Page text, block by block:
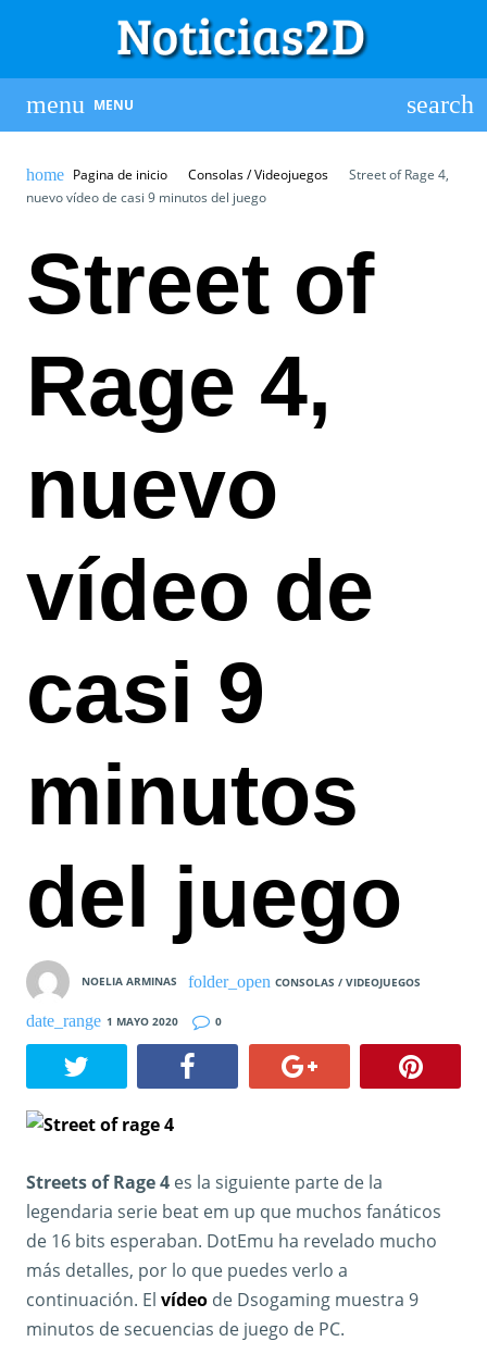
MENU
Pagina de inicio Consolas / Videojuegos
Street of Rage 4,
nuevo vídeo de casi 9 minutos del juego
Street of
Rage 4,
nuevo
vídeo de
casi 9
minutos
del juego
NOELIA ARMINAS CONSOLAS / VIDEOJUEGOS
1 MAYO 2020 0
Streets of Rage 4 es la siguiente parte de la
legendaria serie beat em up que muchos fanáticos
de 16 bits esperaban. DotEmu ha revelado mucho
más detalles, por lo que puedes verlo a
continuación. El vídeo de Dsogaming muestra 9
minutos de secuencias de juego de PC.